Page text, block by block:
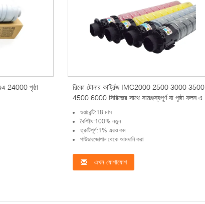
24000 পৃষ্ঠা
রিকো টোনার কার্ট্রিজ IMC2000 2500 3000 3500
4500 6000 সিরিজের সাথে সামঞ্জস্যপূর্ণ যা পৃষ্ঠা ফলন এবং
চিপ সহ পূর্ণ টোনার সরবরাহ করে
ওয়ারেন্টি:18 মাস
বৈশিষ্ট্য:100% নতুন
ত্রুটিপূর্ণ:1% এরও কম
পাউডার:জাপান থেকে আমদানি করা
এখন যোগাযোগ